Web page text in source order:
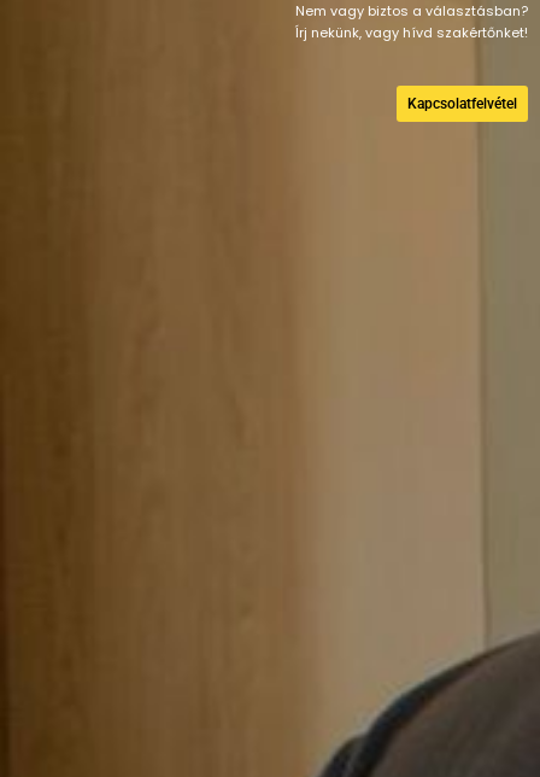
Nem vagy biztos a választásban?
Írj nekünk, vagy hívd szakértőnket!
Kapcsolatfelvétel